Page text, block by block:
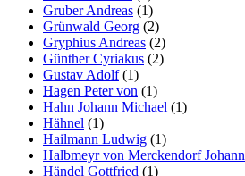
Gruber Andreas (1)
Grünwald Georg (2)
Gryphius Andreas (2)
Günther Cyriakus (2)
Gustav Adolf(1)
Hagen Peter von (1)
Hahn Johann Michael (1)
Hähnel (1)
Hailmann Ludwig (1)
Halbmeyr von Merckendorf Johann
Händel Gottfried (1)